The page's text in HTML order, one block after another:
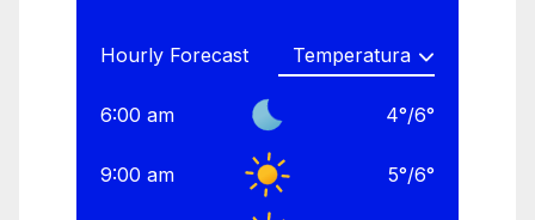
Hourly Forecast
6:00 am 4°/6°
9:00 am 5°/6°